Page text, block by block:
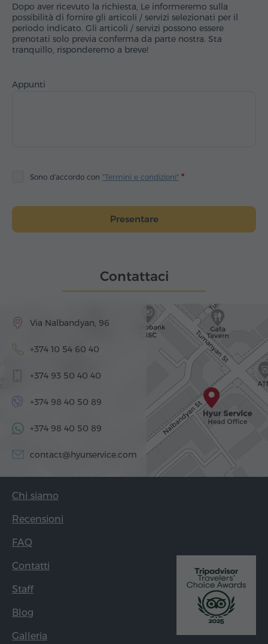
Dopo aver ricevuto la richiesta, Le informeremo sulla
possibilità di fornire gli articoli / servizi selezionati per il
periodo indicato. Gli articoli / servizi possono essere
prenotati solo previa conferma da parte nostra. Sta
tranquillo, risponderemo a breve!
Appunti
Sono d'accordo con "Termini e condizioni"
Presentare
Contattaci
Via Nalbandyan, 96
+374 10 54 60 40
+374 93 50 40 40
+374 98 40 50 89
+374 98 40 50 89
contact@hyurservice.com
Chi siamo
Recensioni
FAQ
Contatti
Staff
Blog
Galleria